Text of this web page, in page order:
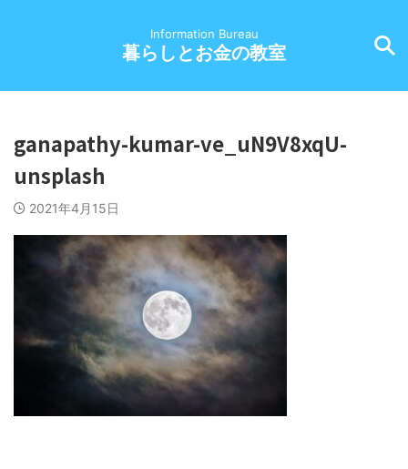
Information Bureau
暮らしとお金の教室
ganapathy-kumar-ve_uN9V8xqU-
unsplash
2021年4月15日